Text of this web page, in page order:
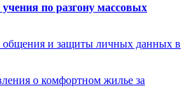
по разгону массовых
общения и защиты личных данных в
о комфортном жилье за